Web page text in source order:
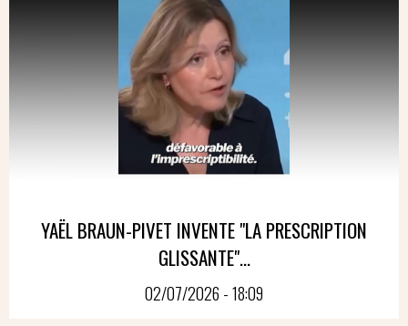
YAËL BRAUN-PIVET INVENTE "LA PRESCRIPTION
GLISSANTE"...
02/07/2026 - 18:09